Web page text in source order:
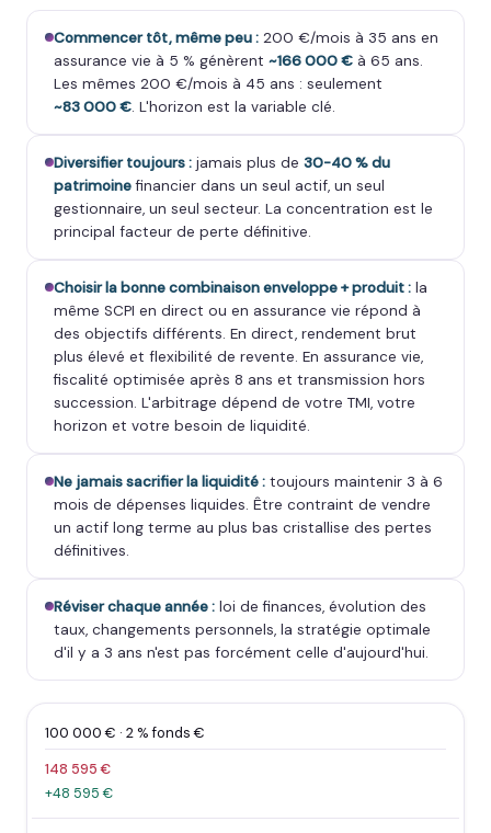
Commencer tôt, même peu : 200 €/mois à 35 ans en
assurance vie à 5 % génèrent ~166 000 € à 65 ans.
Les mêmes 200 €/mois à 45 ans : seulement
~83 000 €. L'horizon est la variable clé.
Diversifier toujours : jamais plus de 30-40 % du
patrimoinefinancier dans un seul actif, un seul
gestionnaire, un seul secteur. La concentration est le
principal facteur de perte définitive.
Choisir la bonne combinaison enveloppe + produit : la
même SCPI en direct ou en assurance vie répond à
des objectifs différents. En direct, rendement brut
plus élevé et flexibilité de revente. En assurance vie,
fiscalité optimisée après 8 ans et transmission hors
succession. L'arbitrage dépend de votre TMI, votre
horizon et votre besoin de liquidité.
Ne jamais sacrifier la liquidité : toujours maintenir 3 à 6
mois de dépenses liquides. Être contraint de vendre
un actif long terme au plus bas cristallise des pertes
définitives.
Réviser chaque année : loi de finances, évolution des
taux, changements personnels, la stratégie optimale
d'il y a 3 ans n'est pas forcément celle d'aujourd'hui.
100 000 € · 2 % fonds €
148 595 €
+48 595 €